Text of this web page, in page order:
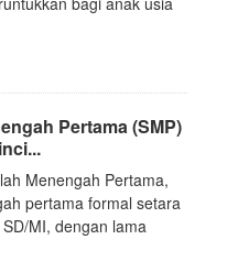
Pertama (SMP)
Menengah Pertama,
pertama formal setara
MI, dengan lama